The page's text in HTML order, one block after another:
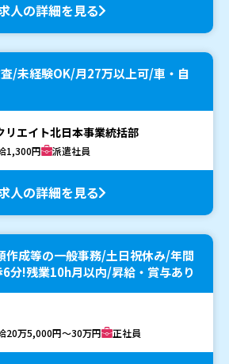
人の詳細を見る
/未経験OK/月27万以上可/車・自
リエイト北日本事業統括部
1,300円 派遣社員
人の詳細を見る
作成等の一般事務/土日祝休み/年間
分!残業10h月以内/昇給・賞与あり
20万5,000円～30万円 正社員